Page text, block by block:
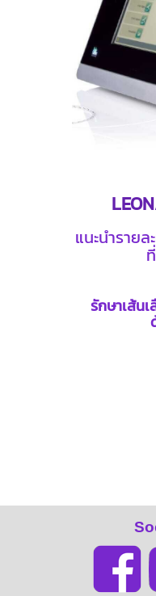
แนะนำราย
รักษาเส้น